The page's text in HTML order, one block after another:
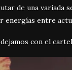
de una variada
energías entre
con el